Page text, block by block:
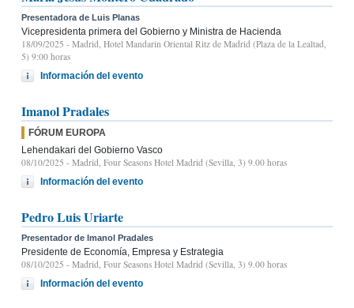
Presentadora de Luis Planas
Vicepresidenta primera del Gobierno y Ministra de Hacienda
18/09/2025 - Madrid, Hotel Mandarin Oriental Ritz de Madrid (Plaza de la Lealtad,
5) 9:00 horas
Información del evento
Imanol Pradales
FÓRUM EUROPA
Lehendakari del Gobierno Vasco
08/10/2025 - Madrid, Four Seasons Hotel Madrid (Sevilla, 3) 9.00 horas
Información del evento
Pedro Luis Uriarte
Presentador de Imanol Pradales
Presidente de Economía, Empresa y Estrategia
08/10/2025 - Madrid, Four Seasons Hotel Madrid (Sevilla, 3) 9.00 horas
Información del evento